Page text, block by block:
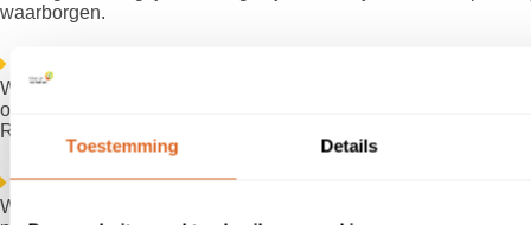
Toestemming Details
waarborgen.
We hanteren een strikt beleid tegen valse of misleidende
oprechte ervaringen, zonder enige druk of invloed, horen thuis
Reviews die niet authentiek zijn, worden verwijderd.
Privacy en respect
We beschermen je privacy door ervoor te zorgen dat